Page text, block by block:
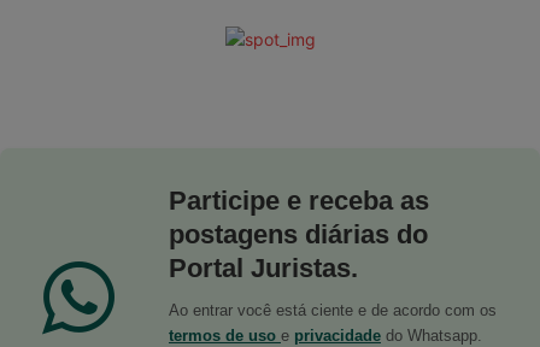
Participe e receba as
postagens diárias do
Portal Juristas.
Ao entrar você está ciente e de acordo com os
termos de uso e privacidade do Whatsapp.